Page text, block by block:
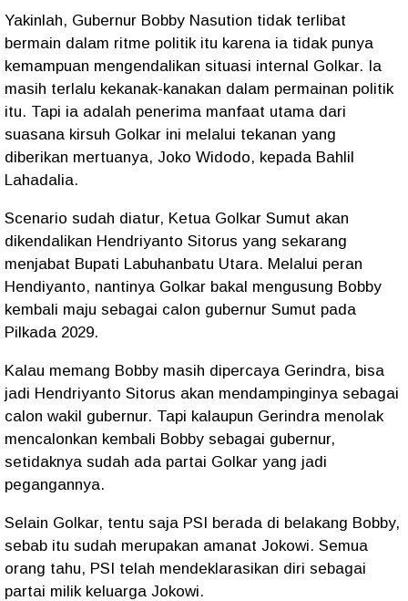
Yakinlah, Gubernur Bobby Nasution tidak terlibat
bermain dalam ritme politik itu karena ia tidak punya
kemampuan mengendalikan situasi internal Golkar. Ia
masih terlalu kekanak-kanakan dalam permainan politik
itu. Tapi ia adalah penerima manfaat utama dari
suasana kirsuh Golkar ini melalui tekanan yang
diberikan mertuanya, Joko Widodo, kepada Bahlil
Lahadalia.
Scenario sudah diatur, Ketua Golkar Sumut akan
dikendalikan Hendriyanto Sitorus yang sekarang
menjabat Bupati Labuhanbatu Utara. Melalui peran
Hendiyanto, nantinya Golkar bakal mengusung Bobby
kembali maju sebagai calon gubernur Sumut pada
Pilkada 2029.
Kalau memang Bobby masih dipercaya Gerindra, bisa
jadi Hendriyanto Sitorus akan mendampinginya sebagai
calon wakil gubernur. Tapi kalaupun Gerindra menolak
mencalonkan kembali Bobby sebagai gubernur,
setidaknya sudah ada partai Golkar yang jadi
pegangannya.
Selain Golkar, tentu saja PSI berada di belakang Bobby,
sebab itu sudah merupakan amanat Jokowi. Semua
orang tahu, PSI telah mendeklarasikan diri sebagai
partai milik keluarga Jokowi.